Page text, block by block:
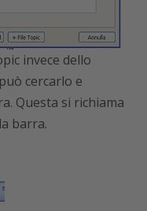
invece dello
cercarlo e
Questa si richiama
barra.